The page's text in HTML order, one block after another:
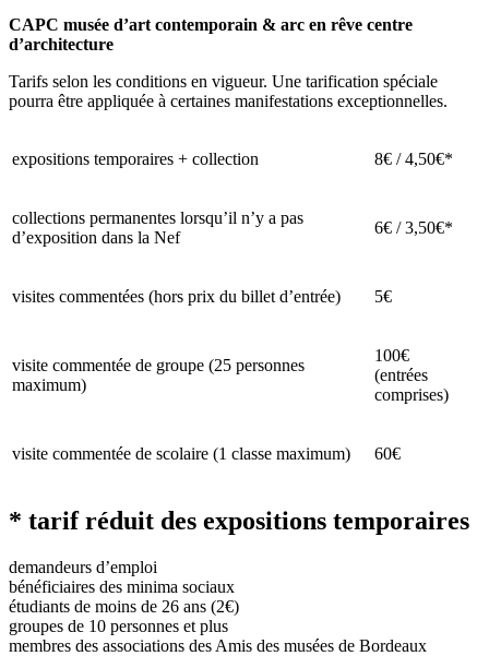
CAPC musée d’art contemporain & arc en rêve centre
d’architecture
Tarifs selon les conditions en vigueur. Une tarification spéciale
pourra être appliquée à certaines manifestations exceptionnelles.
expositions temporaires + collection 8€ / 4,50€*
collections permanentes lorsqu’il n’y a pas
d’exposition dans la Nef
6€ / 3,50€*
visites commentées (hors prix du billet d’entrée) 5€
visite commentée de groupe (25 personnes
maximum)
100€
(entrées
comprises)
visite commentée de scolaire (1 classe maximum) 60€
* tarif réduit des expositions temporaires
demandeurs d’emploi
bénéficiaires des minima sociaux
étudiants de moins de 26 ans (2€)
groupes de 10 personnes et plus
membres des associations des Amis des musées de Bordeaux